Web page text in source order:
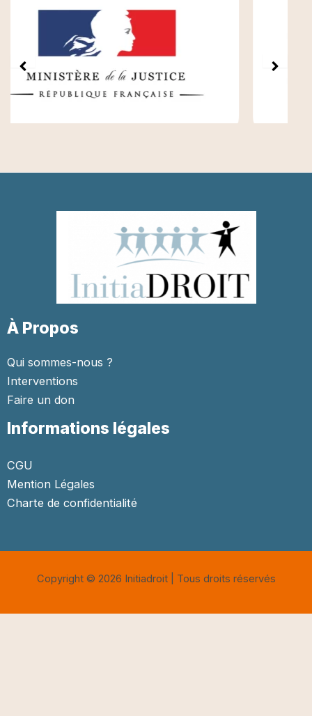
À Propos
Qui sommes-nous ?
Interventions
Faire un don
Informations légales
CGU
Mention Légales
Charte de confidentialité
Copyright © 2026 Initiadroit | Tous droits réservés